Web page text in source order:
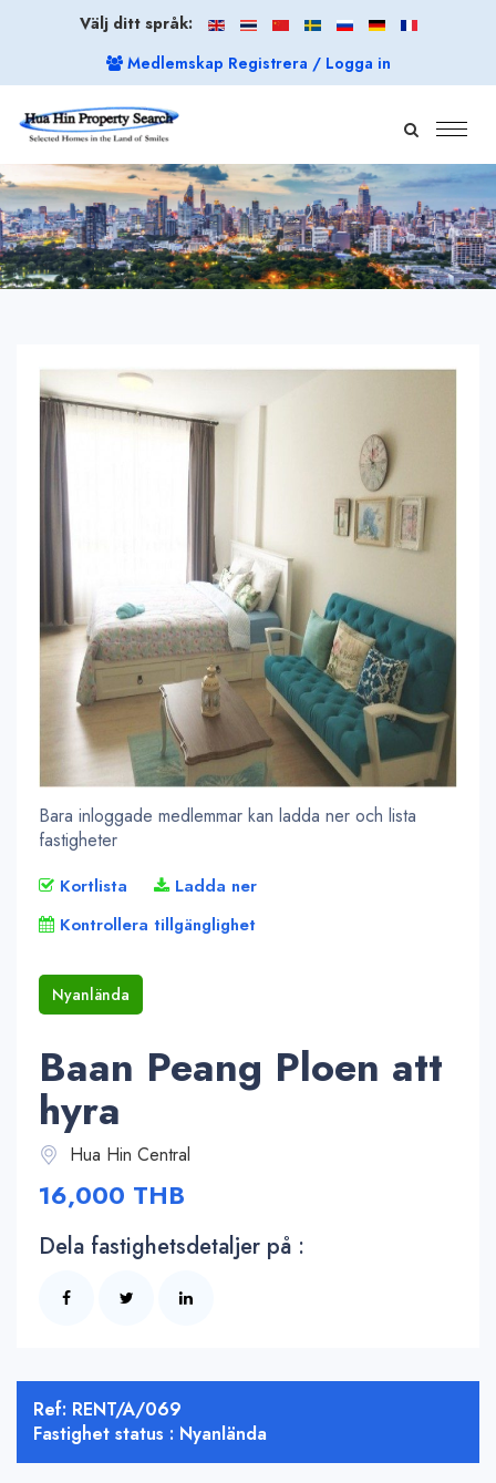
Välj ditt språk:
Medlemskap Registrera / Logga in
Bara inloggade medlemmar kan ladda ner och lista
fastigheter
Kortlista
Ladda ner
Kontrollera tillgänglighet
Nyanlända
Baan Peang Ploen att
hyra
Hua Hin Central
16,000 THB
Dela fastighetsdetaljer på :
Ref: RENT/A/069
Fastighet status : Nyanlända